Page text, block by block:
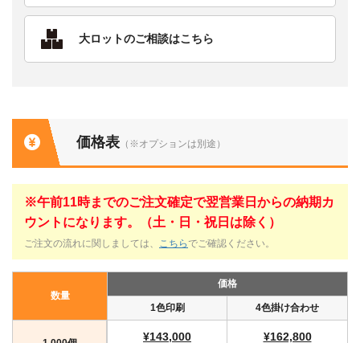
大ロットのご相談はこちら
価格表 （※オプションは別途）
※午前11時までのご注文確定で翌営業日からの納期カ
ウントになります。（土・日・祝日は除く）
ご注文の流れに関しましては、 こちら でご確認ください。
数量
価格
1色印刷 4色掛け合わせ
¥143,000 ¥162,800